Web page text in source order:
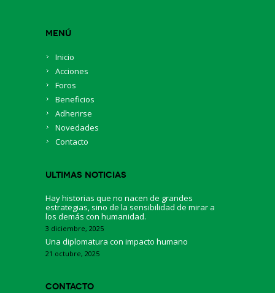
Menú
Inicio
Acciones
Foros
Beneficios
Adherirse
Novedades
Contacto
Ultimas Noticias
Hay historias que no nacen de grandes
estrategias, sino de la sensibilidad de mirar a
los demás con humanidad.
3 diciembre, 2025
Una diplomatura con impacto humano
21 octubre, 2025
Contacto